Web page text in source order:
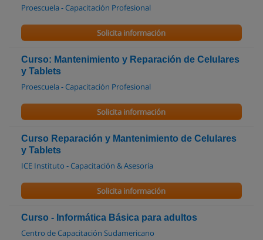
Proescuela - Capacitación Profesional
Solicita información
Curso: Mantenimiento y Reparación de Celulares
y Tablets
Proescuela - Capacitación Profesional
Solicita información
Curso Reparación y Mantenimiento de Celulares
y Tablets
ICE Instituto - Capacitación & Asesoría
Solicita información
Curso - Informática Básica para adultos
Centro de Capacitación Sudamericano